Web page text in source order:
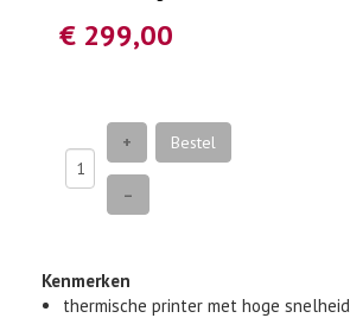
€ 299,00
+
–
Bestel
Kenmerken
thermische printer met hoge snelheid